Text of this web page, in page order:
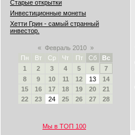
Старые открытки
Инвестиционные монеты
Хетти Грин - самый странный
инвестор.
« Февраль 2010 »
Пн
Вт Ср Чт Пт Сб
Вс
1
2 3 4 5 6
7
8
9 10 11 12 13
14
15
16 17 18 19 20
21
22
23 24 25 26 27 28
Мы в ТОП 100